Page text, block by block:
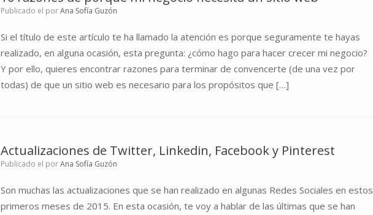
Publicado el porAna Sofía Guzón
Si el título de este artículo te ha llamado la atención es porque seguramente te hayas
realizado, en alguna ocasión, esta pregunta: ¿cómo hago para hacer crecer mi negocio?
Y por ello, quieres encontrar razones para terminar de convencerte (de una vez por
todas) de que un sitio web es necesario para los propósitos que […]
Actualizaciones de Twitter, Linkedin, Facebook y Pinterest
Publicado el porAna Sofía Guzón
Son muchas las actualizaciones que se han realizado en algunas Redes Sociales en estos
primeros meses de 2015. En esta ocasión, te voy a hablar de las últimas que se han